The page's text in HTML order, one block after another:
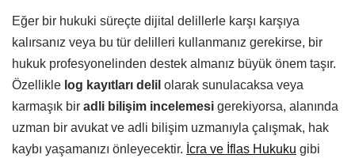
Eğer bir hukuki süreçte dijital delillerle karşı karşıya
kalırsanız veya bu tür delilleri kullanmanız gerekirse, bir
hukuk profesyonelinden destek almanız büyük önem taşır.
Özellikle log kayıtları delil olarak sunulacaksa veya
karmaşık bir adli bilişim incelemesi gerekiyorsa, alanında
uzman bir avukat ve adli bilişim uzmanıyla çalışmak, hak
kaybı yaşamanızı önleyecektir. İcra ve İflas Hukuku gibi